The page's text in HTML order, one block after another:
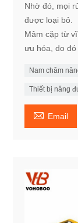
Nhờ đó, mọi
được loại bỏ.
Mâm cặp từ
ưu hóa, do
Nam châm
Thiết bị nâng
 Email